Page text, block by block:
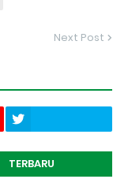
Next Post
TERBARU